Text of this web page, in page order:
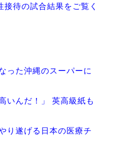
接待の試合結果をご覧く
った沖縄のスーパーに
いんだ！」 英高級紙も
り遂げる日本の医療チ